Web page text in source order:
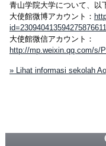
青山学院大学について、以
大使館微博アカウント：
大使館微信アカウント：
http://mp.weixin.qq.com/s/
» Lihat informasi sekolah